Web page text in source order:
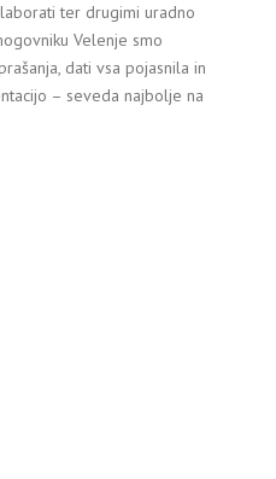
ter drugimi uradno
Velenje smo
dati vsa pojasnila in
– seveda najbolje na